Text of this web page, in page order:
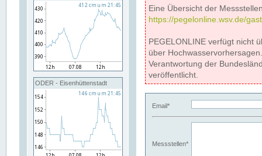
ODER - Eisenhüttenstadt
Eine Übersicht der
https://pegelonline.wsv.de/
PEGELONLINE verfügt nicht
über
Verantwortung der
veröffentlicht.
Email*
Messstellen*